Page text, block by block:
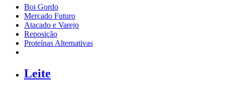
Boi Gordo
Mercado Futuro
Atacado e Varejo
Reposição
Proteínas Alternativas
Leite